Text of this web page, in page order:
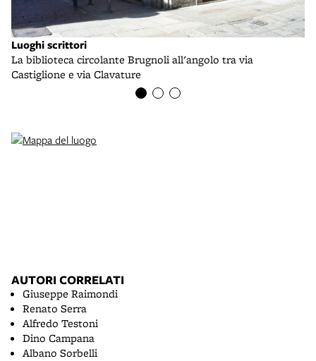
Luoghi scrittori
La biblioteca circolante Brugnoli all'angolo tra via
Castiglione e via Clavature
AUTORI CORRELATI
Giuseppe Raimondi
Renato Serra
Alfredo Testoni
Dino Campana
Albano Sorbelli